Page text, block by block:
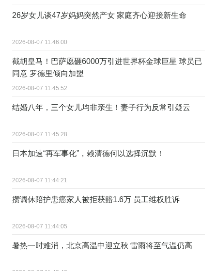
26岁女儿谈47岁妈妈突然产女 家庭齐心迎接新生命
2026-08-07 11:46:00
截胡皇马！巴萨愿砸6000万引进世界杯金球巨星 球员已
同意 罗德里倾向加盟
2026-08-07 11:45:52
结婚八年，三个女儿均非亲生！妻子行为反常引疑云
2026-08-07 11:45:28
日本加速“再军事化”，赖清德何以选择沉默！
2026-08-07 11:44:21
攒调休陪护患癌家人被拒获赔1.6万 员工维权胜诉
2026-08-07 11:44:05
暑热一时难消，北京高温中迎立秋 雷雨将至气温仍高